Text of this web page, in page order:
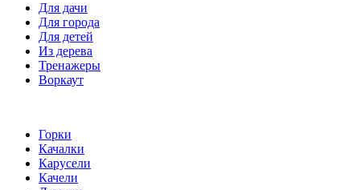
Для дачи
Для города
Для детей
Из дерева
Тренажеры
Воркаут
Горки
Качалки
Карусели
Качели